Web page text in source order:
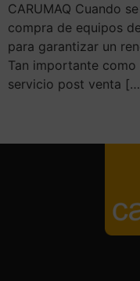
CARUMAQ Cuando
compra de equipos
para garantizar un
Tan importante
servicio post venta